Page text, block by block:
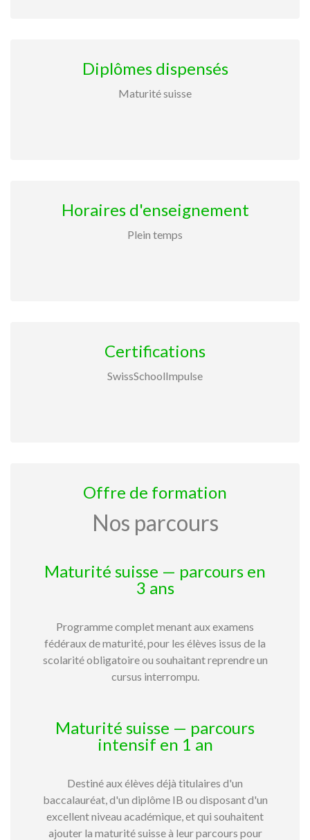
Diplômes dispensés
Maturité suisse
Horaires d'enseignement
Plein temps
Certifications
SwissSchoolImpulse
Offre de formation
Nos parcours
Maturité suisse — parcours en
3 ans
Programme complet menant aux examens
fédéraux de maturité, pour les élèves issus de la
scolarité obligatoire ou souhaitant reprendre un
cursus interrompu.
Maturité suisse — parcours
intensif en 1 an
Destiné aux élèves déjà titulaires d'un
baccalauréat, d'un diplôme IB ou disposant d'un
excellent niveau académique, et qui souhaitent
ajouter la maturité suisse à leur parcours pour